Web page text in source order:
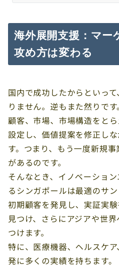
海外展開支援：マー
攻め方は変わる
国内で成功したからといっ
りません。逆もまた然りです。
顧客、市場、市場構造をと
設定し、価値提案を修正し
す。つまり、もう一度新規
があるのです。
そんなとき、イノベーショ
るシンガポールは最適のサン
初期顧客を発見し、実証実
見つけ、さらにアジアや世
つけます。
特に、医療機器、ヘルスケ
発に多くの実績を持ちます。